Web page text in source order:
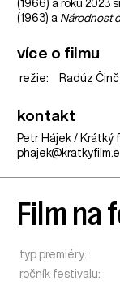
(1966) a roku 2023
(1963) a Národnost
více o filmu
režie: Radúz
kontakt
Petr Hájek / Krátký
Film na
typ premiéry:
ročník festivalu: